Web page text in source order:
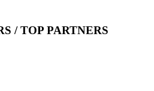
/ TOP PARTNERS